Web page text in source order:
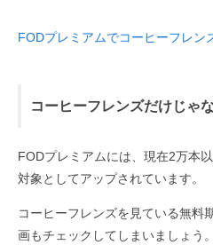
FODプレミアムでコーヒーフレン
コーヒーフレンズだけじゃ
FODプレミアムには、現在2万本
対象としてアップされています。
コーヒーフレンズを見ている無料
画もチェックしてしまいましょう。